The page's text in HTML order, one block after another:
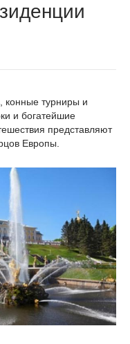
конные турниры и
и богатейшие
представляют
Европы.